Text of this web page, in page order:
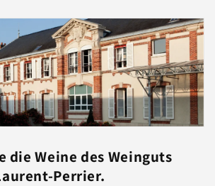
die Weine des Weinguts
Perrier.